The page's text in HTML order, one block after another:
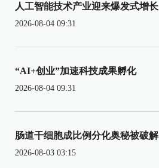
人工智能技术产业迎来爆发式增长
2026-08-04 09:31
“AI+创业”加速科技成果孵化
2026-08-04 09:31
肠道干细胞成比例分化奥秘被破解
2026-08-03 03:15